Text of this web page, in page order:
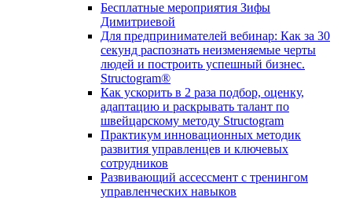
Бесплатные мероприятия Зифы
Димитриевой
Для предпринимателей вебинар: Как за 30
секунд распознать неизменяемые черты
людей и построить успешный бизнес.
Structogram®
Как ускорить в 2 раза подбор, оценку,
адаптацию и раскрывать талант по
швейцарскому методу Structogram
Практикум инновационных методик
развития управленцев и ключевых
сотрудников
Развивающий ассессмент с тренингом
управленческих навыков